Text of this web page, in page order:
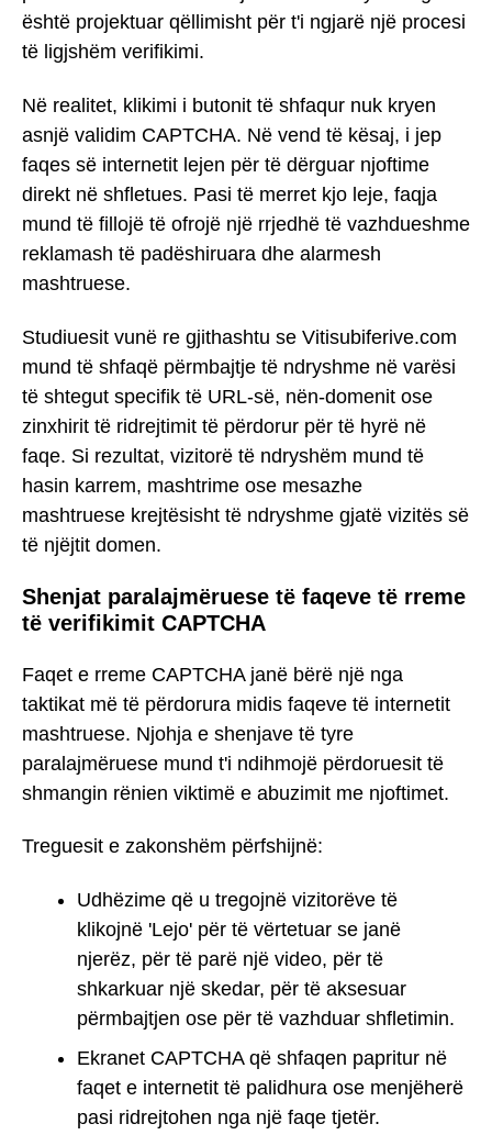
është projektuar qëllimisht për t'i ngjarë një procesi
të ligjshëm verifikimi.
Në realitet, klikimi i butonit të shfaqur nuk kryen
asnjë validim CAPTCHA. Në vend të kësaj, i jep
faqes së internetit lejen për të dërguar njoftime
direkt në shfletues. Pasi të merret kjo leje, faqja
mund të fillojë të ofrojë një rrjedhë të vazhdueshme
reklamash të padëshiruara dhe alarmesh
mashtruese.
Studiuesit vunë re gjithashtu se Vitisubiferive.com
mund të shfaqë përmbajtje të ndryshme në varësi
të shtegut specifik të URL-së, nën-domenit ose
zinxhirit të ridrejtimit të përdorur për të hyrë në
faqe. Si rezultat, vizitorë të ndryshëm mund të
hasin karrem, mashtrime ose mesazhe
mashtruese krejtësisht të ndryshme gjatë vizitës së
të njëjtit domen.
Shenjat paralajmëruese të faqeve të rreme
të verifikimit CAPTCHA
Faqet e rreme CAPTCHA janë bërë një nga
taktikat më të përdorura midis faqeve të internetit
mashtruese. Njohja e shenjave të tyre
paralajmëruese mund t'i ndihmojë përdoruesit të
shmangin rënien viktimë e abuzimit me njoftimet.
Treguesit e zakonshëm përfshijnë:
Udhëzime që u tregojnë vizitorëve të
klikojnë 'Lejo' për të vërtetuar se janë
njerëz, për të parë një video, për të
shkarkuar një skedar, për të aksesuar
përmbajtjen ose për të vazhduar shfletimin.
Ekranet CAPTCHA që shfaqen papritur në
faqet e internetit të palidhura ose menjëherë
pasi ridrejtohen nga një faqe tjetër.